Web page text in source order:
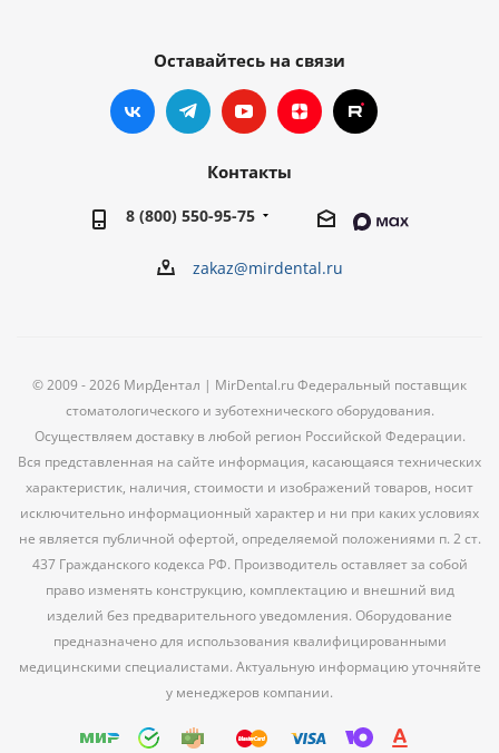
Оставайтесь на связи
Контакты
8 (800) 550-95-75
zakaz@mirdental.ru
© 2009 - 2026 МирДентал | MirDental.ru Федеральный поставщик
стоматологического и зуботехнического оборудования.
Осуществляем доставку в любой регион Российской Федерации.
Вся представленная на сайте информация, касающаяся технических
характеристик, наличия, стоимости и изображений товаров, носит
исключительно информационный характер и ни при каких условиях
не является публичной офертой, определяемой положениями п. 2 ст.
437 Гражданского кодекса РФ. Производитель оставляет за собой
право изменять конструкцию, комплектацию и внешний вид
изделий без предварительного уведомления. Оборудование
предназначено для использования квалифицированными
медицинскими специалистами. Актуальную информацию уточняйте
у менеджеров компании.